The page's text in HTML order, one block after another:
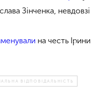
Зінченка, невдовзі
на честь Ірини
ВІДПОВІДАЛЬНІСТЬ